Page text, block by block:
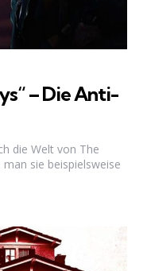
– Die Anti-
die Welt von The
sie beispielsweise